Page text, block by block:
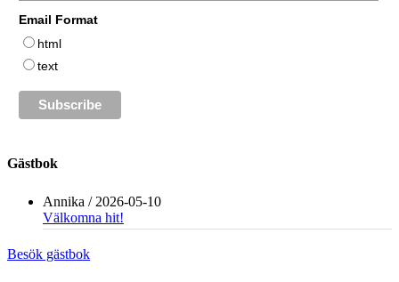
Email Format
html
text
Gästbok
Annika / 2026-05-10
Välkomna hit!
Besök gästbok